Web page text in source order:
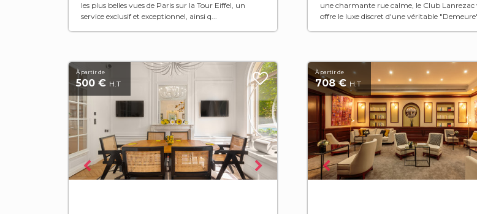
les plus belles vues de Paris sur la Tour Eiffel, un
service exclusif et exceptionnel, ainsi q...
une charmante rue calme, le Club Lanrezac
offre le luxe discret d'une véritable
À partir de
500 € H.T
À partir de
708 € H.T